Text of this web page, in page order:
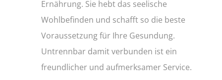
Ernährung. Sie hebt das seelische
Wohlbefinden und schafft so die beste
Voraussetzung für Ihre Gesundung.
Untrennbar damit verbunden ist ein
freundlicher und aufmerksamer Service.